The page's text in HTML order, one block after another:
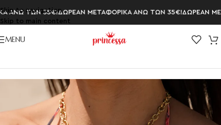
Skip to navigation
Skip to main content
ΑΝΩ ΤΩΝ 35€!ΔΩΡΕΑΝ ΜΕΤΑΦΟΡΙΚΑ ΑΝΩ ΤΩΝ 35€!ΔΩΡΕΑΝ
MENU
Μενταγιόν